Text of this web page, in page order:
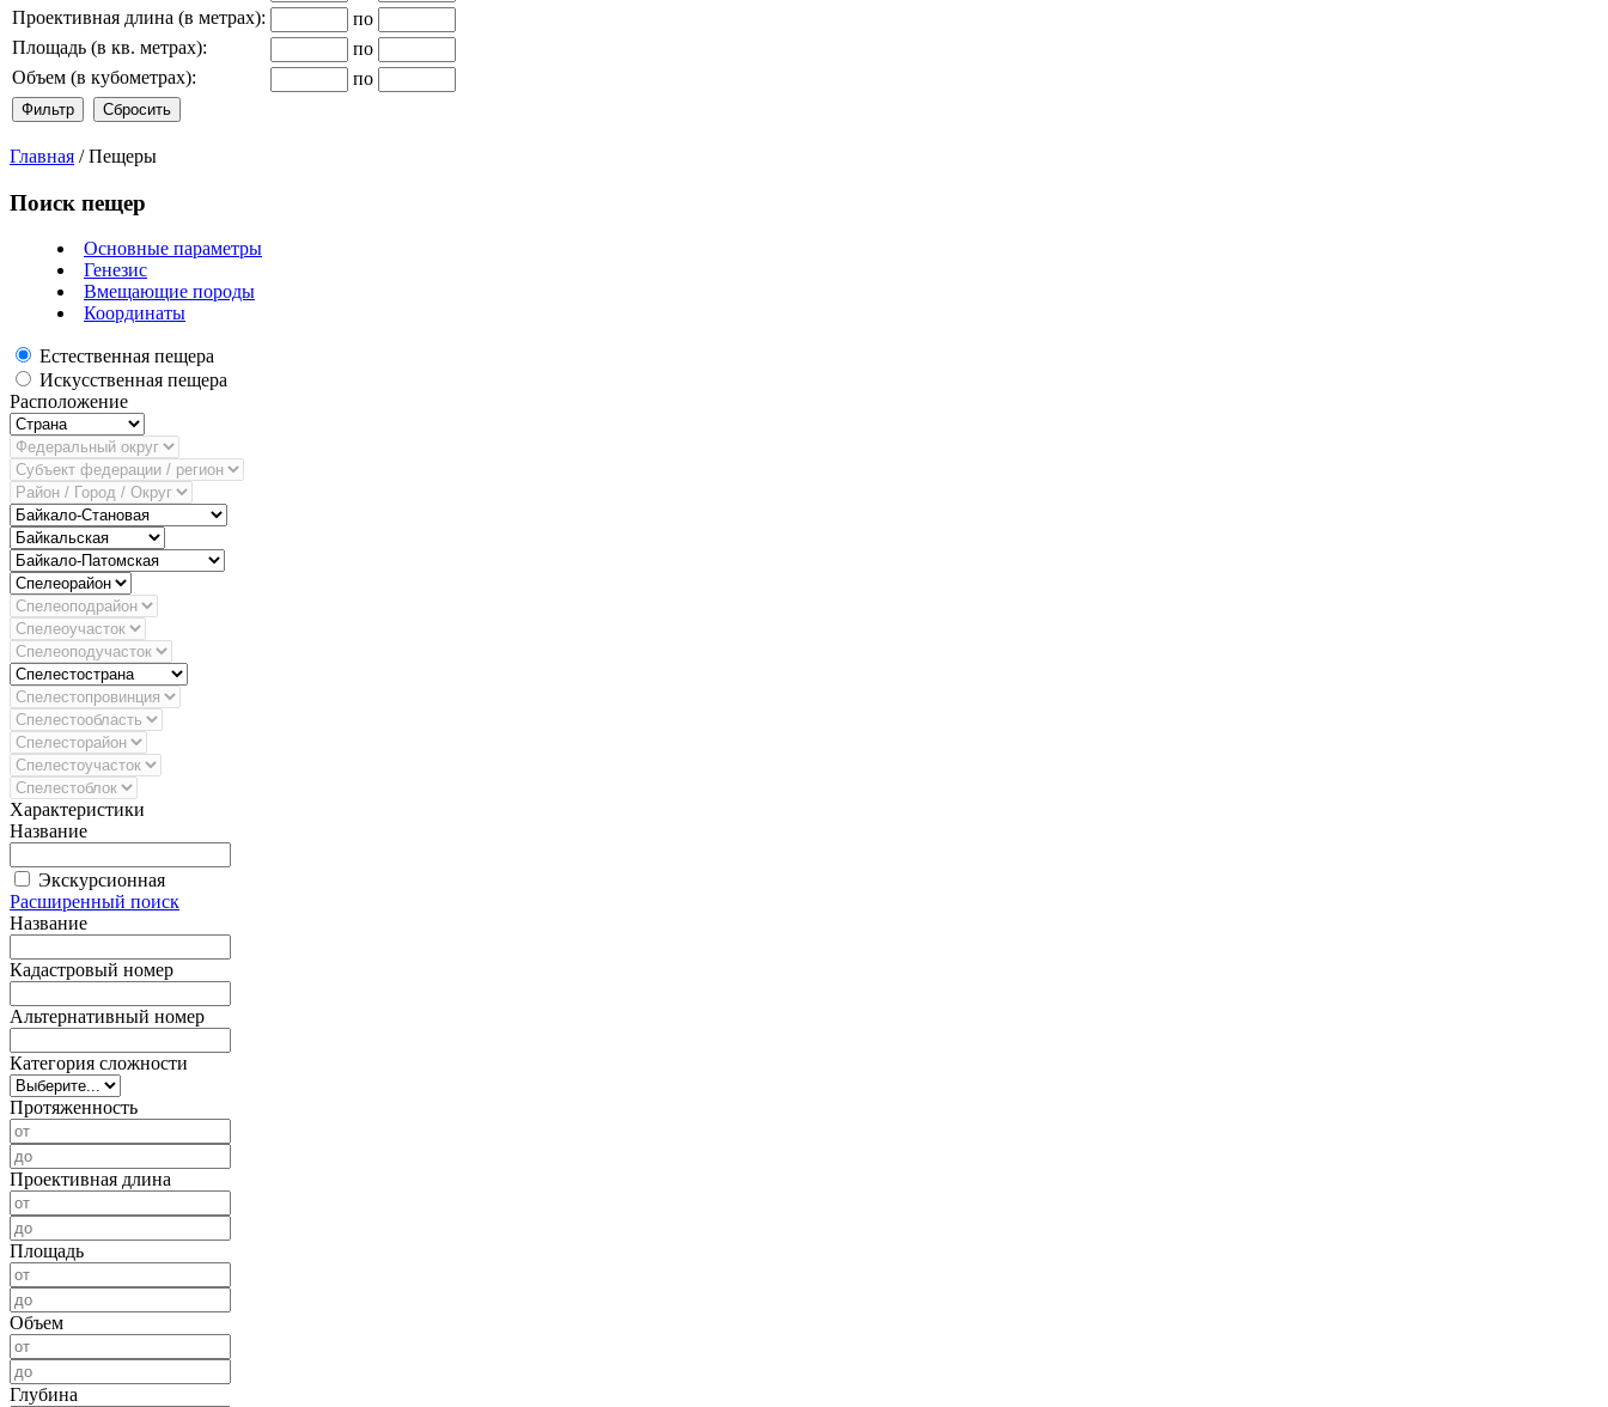
Проективная длина (в метрах):
по
Площадь (в кв. метрах):
по
Объем (в кубометрах):
по
Главная / Пещеры
Поиск пещер
Основные параметры
Генезис
Вмещающие породы
Координаты
Естественная пещера
Искусственная пещера
Расположение
Характеристики
Название
Экскурсионная
Расширенный поиск
Название
Кадастровый номер
Альтернативный номер
Категория сложности
Протяженность
Проективная длина
Площадь
Объем
Глубина